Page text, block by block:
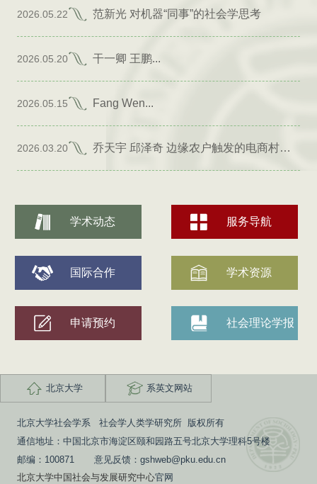
2026.05.22 范新光 对机器“同事”的社会学思考
2026.05.20 干一卿 王鹏...
2026.05.15 Fang Wen...
2026.03.20 乔天宇 邱泽奇 边缘农户触发的电商村形成
学术动态 服务导航
国际合作 学术资源
申请预约 社会理论学报
北京大学 系英文网站
北京大学社会学系 社会学人类学研究所 版权所有
通信地址：中国北京市海淀区颐和园路五号北京大学理科5号楼
邮编：100871 意见反馈：gshweb@pku.edu.cn
北京大学中国社会与发展研究中心官网